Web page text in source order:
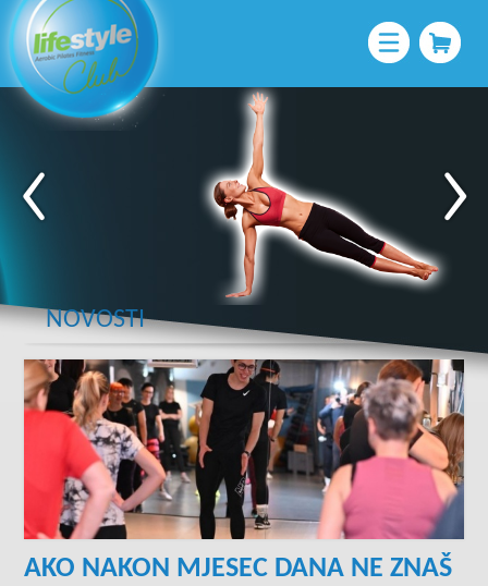
NOVOSTI
AKO NAKON MJESEC DANA NE ZNAŠ